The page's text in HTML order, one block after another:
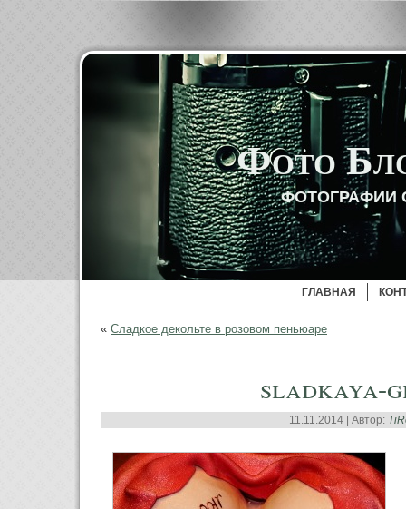
Фото
ФОТОГРАФИИ
ГЛАВНАЯ
« Сладкое декольте в розовом пеньюаре
sladkaya-
11.11.2014 | Автор: